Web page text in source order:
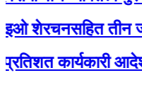
तीन जना
कार्यकारी आदेश रद्ध